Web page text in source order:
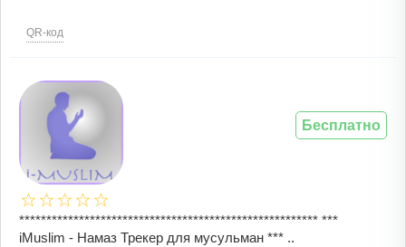
QR-код
******************************************************* ***
iMuslim - Намаз Трекер для мусульман *** ..
Бесплатно